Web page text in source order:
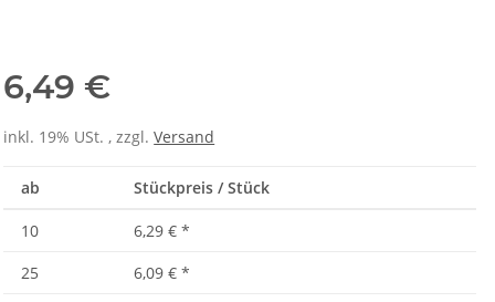
6,49 €
inkl. 19% USt. , zzgl.Versand
ab Stückpreis / Stück
10 6,29 € *
25
6,09 € *